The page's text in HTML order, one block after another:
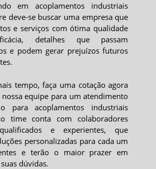
emacoplamentos industriais
deve-se buscar uma empresa que
e serviços com ótima qualidade
detalhes que passam
e podem gerar prejuízos futuros
tempo, faça uma cotação agora
equipe para um atendimento
paraacoplamentos industriais
time conta com colaboradores
e experientes, que
personalizadas para cada um
e terão o maior prazer em
dúvidas.